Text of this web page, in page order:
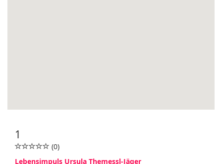
1
(0)
Lebensimpuls Ursula Themessl-Jäger